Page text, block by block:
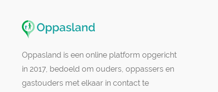
Oppasland is een online platform opgericht
in 2017, bedoeld om ouders, oppassers en
gastouders met elkaar in contact te